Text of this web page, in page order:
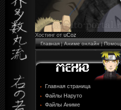
Хостинг от uCoz
Главная|Аниме онлайн|
Главная страница
Файлы Наруто
Файлы Аниме